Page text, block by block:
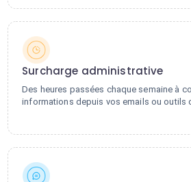
Surcharge administrative
Des heures passées chaque semaine à
informations depuis vos emails ou outils